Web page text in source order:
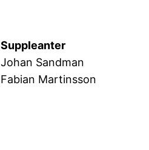
Suppleanter
Johan Sandman
Fabian Martinsson